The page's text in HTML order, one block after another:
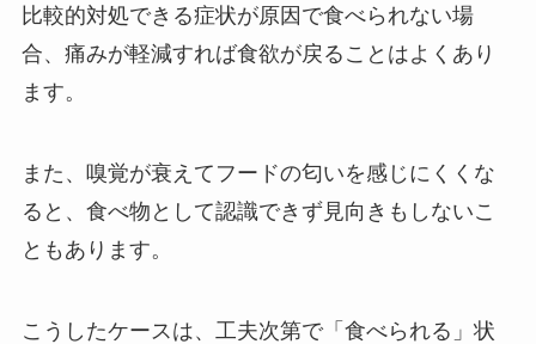
比較的対処できる症状が原因で食べられない場
合、痛みが軽減すれば食欲が戻ることはよくあり
ます。
また、嗅覚が衰えてフードの匂いを感じにくくな
ると、食べ物として認識できず見向きもしないこ
ともあります。
こうしたケースは、工夫次第で「食べられる」状